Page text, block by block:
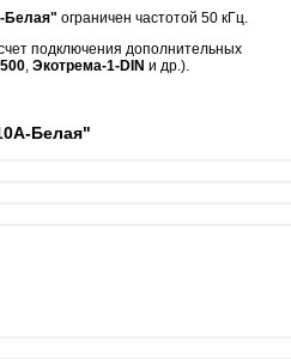
Белая" ограничен частотой 50 кГц.
подключения дополнительных
, Экотрема-1-DIN и др.).
Белая"